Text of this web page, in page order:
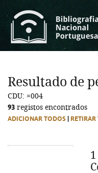
Resultado de
CDU: =004
93 registos encontrados
ADICIONAR TODOS